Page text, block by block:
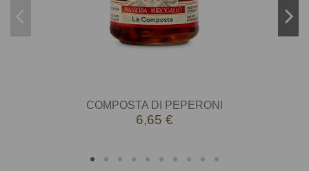
COMPOSTA DI PEPERONI
6,65 €